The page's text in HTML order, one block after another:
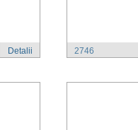
Detalii 2746